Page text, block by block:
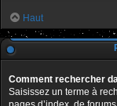
Haut
Comment rechercher
Saisissez un terme à